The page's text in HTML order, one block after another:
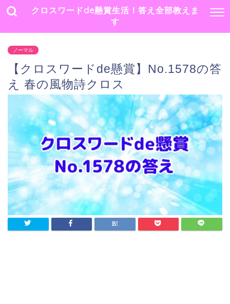
クロスワードde懸賞生活！答え全部教えま
す
ノーマル
【クロスワードde懸賞】No.1578の答
え 春の風物詩クロス